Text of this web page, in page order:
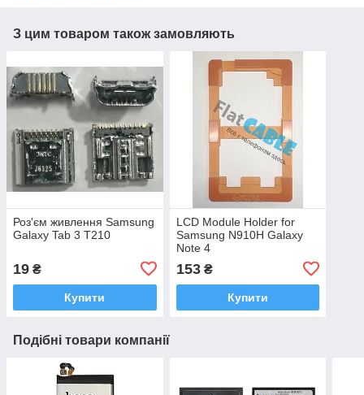
З цим товаром також замовляють
Роз'єм живлення Samsung
Galaxy Tab 3 T210
19 ₴
Купити
LCD Module Holder for
Samsung N910H Galaxy
Note 4
153₴
Купити
Подібні товари компанії